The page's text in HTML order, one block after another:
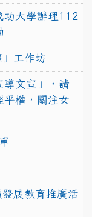
功大學辦理112
工作坊
導文宣」，請
平權，關注女
展教育推廣活